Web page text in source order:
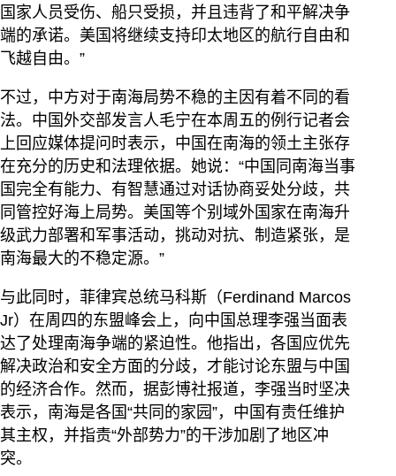
国家人员受伤、船只受损，并且违背了和平解决争
端的承诺。美国将继续支持印太地区的航行自由和
飞越自由。”
不过，中方对于南海局势不稳的主因有着不同的看
法。中国外交部发言人毛宁在本周五的例行记者会
上回应媒体提问时表示，中国在南海的领土主张存
在充分的历史和法理依据。她说：“中国同南海当事
国完全有能力、有智慧通过对话协商妥处分歧，共
同管控好海上局势。美国等个别域外国家在南海升
级武力部署和军事活动，挑动对抗、制造紧张，是
南海最大的不稳定源。”
与此同时，菲律宾总统马科斯（Ferdinand Marcos
Jr）在周四的东盟峰会上，向中国总理李强当面表
达了处理南海争端的紧迫性。他指出，各国应优先
解决政治和安全方面的分歧，才能讨论东盟与中国
的经济合作。然而，据彭博社报道，李强当时坚决
表示，南海是各国“共同的家园”，中国有责任维护
其主权，并指责“外部势力”的干涉加剧了地区冲
突。